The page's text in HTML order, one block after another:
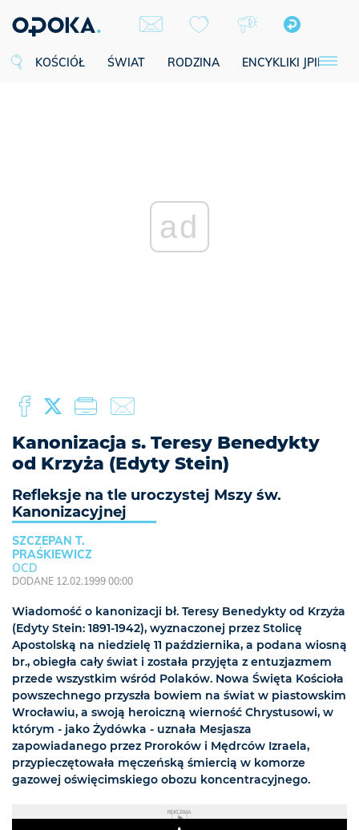
KOŚCIÓŁ ŚWIAT RODZINA ENCYKLIKI JPII
ad
Kanonizacja s. Teresy Benedykty
od Krzyża (Edyty Stein)
Refleksje na tle uroczystej Mszy św.
Kanonizacyjnej
SZCZEPAN T.
PRAŚKIEWICZ
OCD
DODANE 12.02.1999 00:00
Wiadomość o kanonizacji bł. Teresy Benedykty od Krzyża
(Edyty Stein: 1891-1942), wyznaczonej przez Stolicę
Apostolską na niedzielę 11 października, a podana wiosną
br., obiegła cały świat i została przyjęta z entuzjazmem
przede wszystkim wśród Polaków. Nowa Święta Kościoła
powszechnego przyszła bowiem na świat w piastowskim
Wrocławiu, a swoją heroiczną wierność Chrystusowi, w
którym - jako Żydówka - uznała Mesjasza
zapowiadanego przez Proroków i Mędrców Izraela,
przypieczętowała męczeńską śmiercią w komorze
gazowej oświęcimskiego obozu koncentracyjnego.
REKLAMA